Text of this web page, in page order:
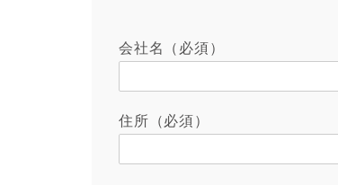
会社名（必須）
住所（必須）